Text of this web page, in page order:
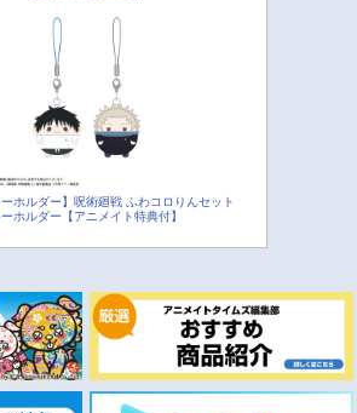
ーホルダー】呪術廻戦 ふわコロりんセット
ーホルダー【アニメイト特典付】